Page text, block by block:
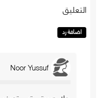
التعليق
اضافة رد
Noor Yussuf